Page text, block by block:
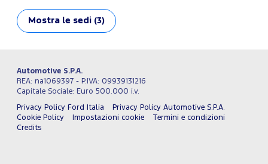
Mostra le sedi (3)
Automotive S.P.A.
REA: na1069397 - P.IVA: 09939131216
Capitale Sociale: Euro 500.000 i.v.
Privacy Policy Ford Italia
Privacy Policy Automotive S.P.A.
Cookie Policy
Impostazioni cookie
Termini e condizioni
Credits